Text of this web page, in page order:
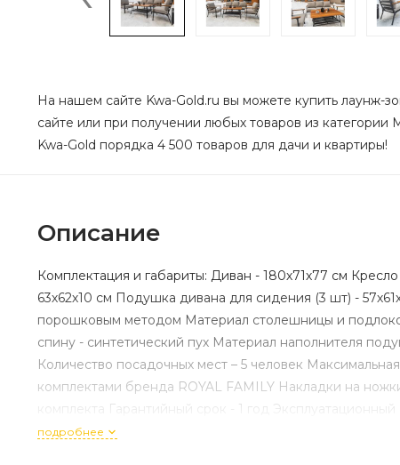
На нашем сайте Kwa-Gold.ru вы можете купить лаунж-
сайте или при получении любых товаров из
Kwa-Gold порядка 4 500 товаров для дачи и квартиры!
Описание
Комплектация и габариты: Диван - 180х71х77 см
63х62х10 см Подушка дивана для сидения (3 шт) -
порошковым методом Материал столешницы и
спину - синтетический пух Материал наполнителя
Количество посадочных мест – 5 человек
комплектами бренда ROYAL FAMILY Накладки на
комплекта Гарантийный срок - 1 год
подробнее